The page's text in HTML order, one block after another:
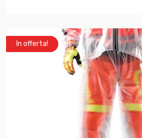
In offerta!